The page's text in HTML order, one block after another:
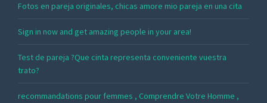
Fotos en pareja originales, chicas amore mio pareja en una cita
Sign in now and get amazing people in your area!
Test de pareja ?Que cinta representa conveniente vuestra
trato?
recommandations pour femmes , Comprendre Votre Homme ,